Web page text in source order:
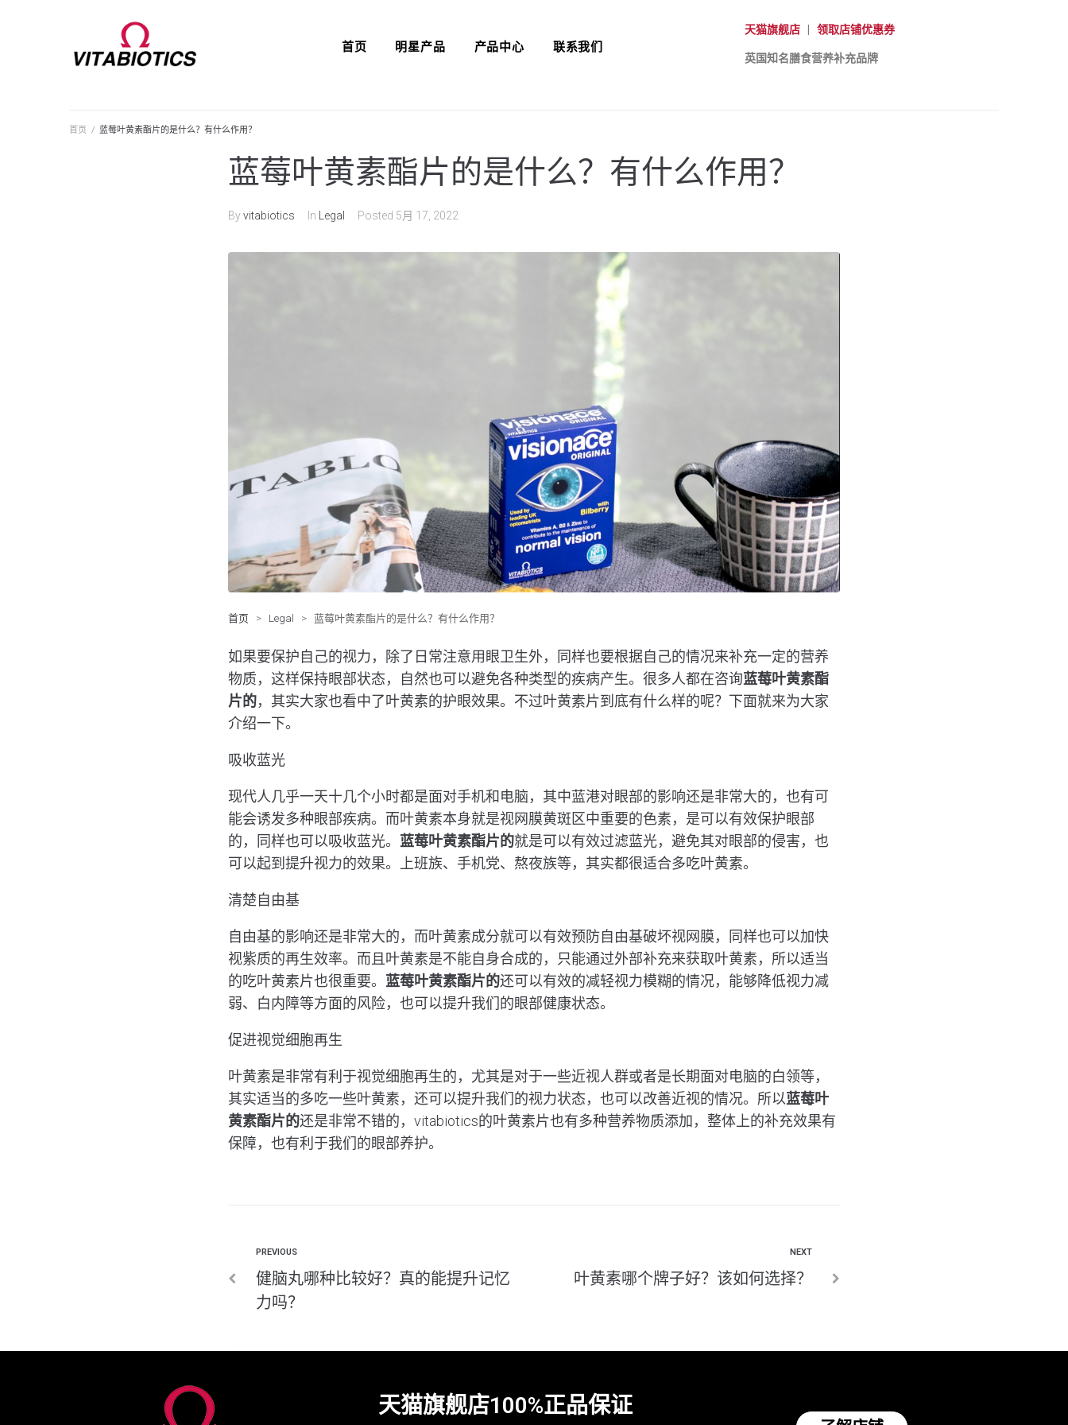
首页 明星产品 产品中心 联系我们
天猫旗舰店| 领取店铺优惠券
英国知名膳食营养补充品牌
首页 / 蓝莓叶黄素酯片的是什么？有什么作用？
蓝莓叶黄素酯片的是什么？有什么作用？
Byvitabiotics In Legal Posted 5月 17, 2022
首页 > Legal > 蓝莓叶黄素酯片的是什么？有什么作用？
如果要保护自己的视力，除了日常注意用眼卫生外，同样也要根据自己的情况来补充一定的营养
物质，这样保持眼部状态，自然也可以避免各种类型的疾病产生。很多人都在咨询蓝莓叶黄素酯
片的，其实大家也看中了叶黄素的护眼效果。不过叶黄素片到底有什么样的呢？下面就来为大家
介绍一下。
吸收蓝光
现代人几乎一天十几个小时都是面对手机和电脑，其中蓝港对眼部的影响还是非常大的，也有可
能会诱发多种眼部疾病。而叶黄素本身就是视网膜黄斑区中重要的色素，是可以有效保护眼部
的，同样也可以吸收蓝光。 蓝莓叶黄素酯片的就是可以有效过滤蓝光，避免其对眼部的侵害，也
可以起到提升视力的效果。上班族、手机党、熬夜族等，其实都很适合多吃叶黄素。
清楚自由基
自由基的影响还是非常大的，而叶黄素成分就可以有效预防自由基破坏视网膜，同样也可以加快
视紫质的再生效率。而且叶黄素是不能自身合成的，只能通过外部补充来获取叶黄素，所以适当
的吃叶黄素片也很重要。 蓝莓叶黄素酯片的还可以有效的减轻视力模糊的情况，能够降低视力减
弱、白内障等方面的风险，也可以提升我们的眼部健康状态。
促进视觉细胞再生
叶黄素是非常有利于视觉细胞再生的，尤其是对于一些近视人群或者是长期面对电脑的白领等，
其实适当的多吃一些叶黄素，还可以提升我们的视力状态，也可以改善近视的情况。所以蓝莓叶
黄素酯片的还是非常不错的，vitabiotics的叶黄素片也有多种营养物质添加，整体上的补充效果有
保障，也有利于我们的眼部养护。
PREVIOUS
健脑丸哪种比较好？真的能提升记忆
力吗？
NEXT
叶黄素哪个牌子好？该如何选择？
天猫旗舰店100%正品保证